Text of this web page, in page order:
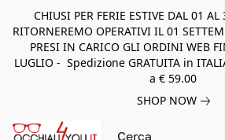
CHIUSI PER FERIE ESTIVE DAL 01
RITORNEREMO OPERATIVI IL 01
PRESI IN CARICO GLI ORDINI WEB
LUGLIO - Spedizione GRATUITA in
a € 59.00
SHOP NOW